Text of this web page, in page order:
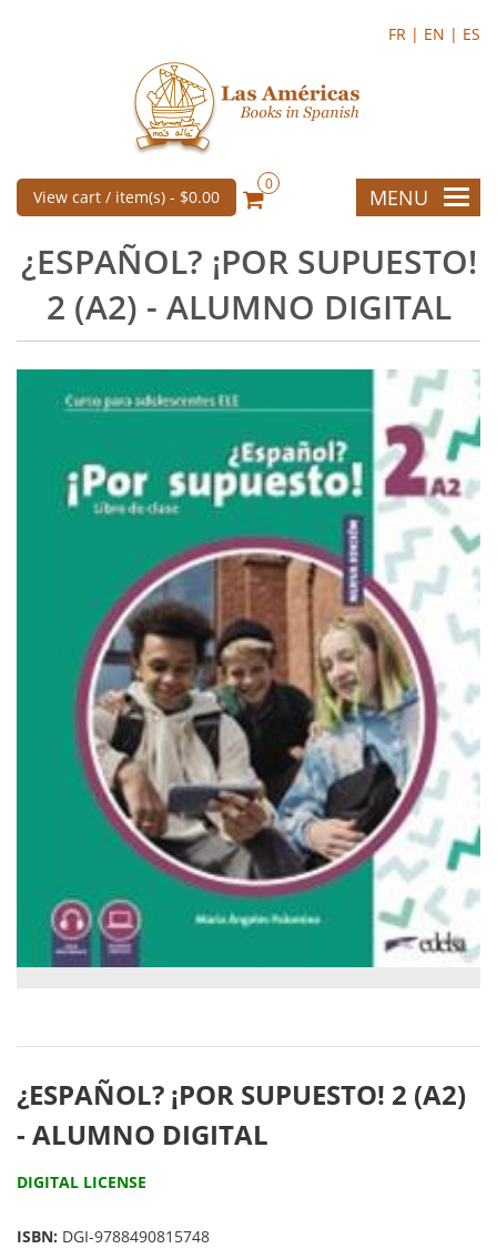
FR | EN | ES
View cart / item(s) - $0.00
0
MENU
¿ESPAÑOL? ¡POR SUPUESTO!
2 (A2) - ALUMNO DIGITAL
¿ESPAÑOL? ¡POR SUPUESTO! 2 (A2)
- ALUMNO DIGITAL
DIGITAL LICENSE
ISBN: DGI-9788490815748